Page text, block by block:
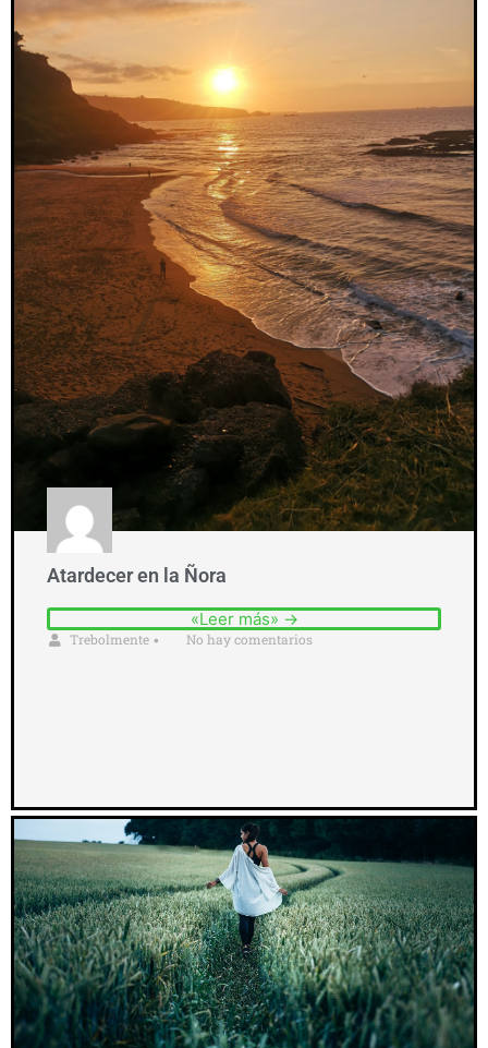
Atardecer en la Ñora
«Leer más» →
Trebolmente • No hay comentarios